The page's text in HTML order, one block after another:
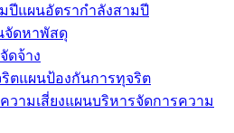
แผนอัตรากำลังสามปี
จัดหาพัสดุ
ดจ้าง
แผนป้องกันการทุจริต
แผนบริหารจัดการความ